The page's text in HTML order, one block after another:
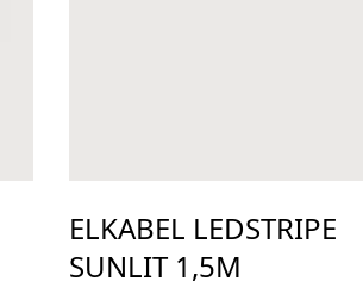
ELKABEL LEDSTRIPE
SUNLIT 1,5M